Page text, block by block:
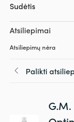
Sudėtis
Atsiliepimai
Atsiliepimų nėra
Palikti